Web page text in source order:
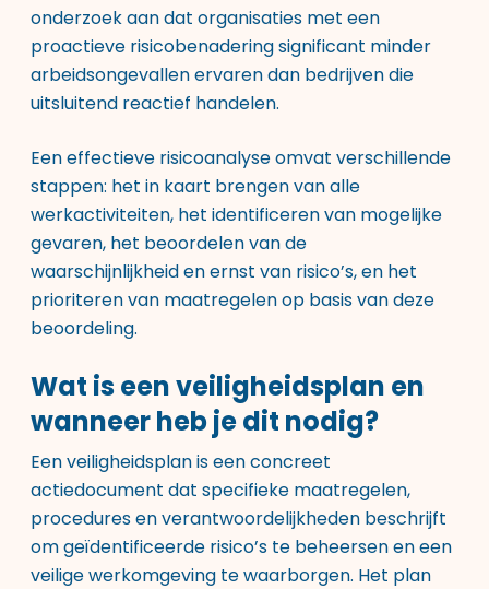
onderzoek aan dat organisaties met een
proactieve risicobenadering significant minder
arbeidsongevallen ervaren dan bedrijven die
uitsluitend reactief handelen.
Een effectieve risicoanalyse omvat verschillende
stappen: het in kaart brengen van alle
werkactiviteiten, het identificeren van mogelijke
gevaren, het beoordelen van de
waarschijnlijkheid en ernst van risico’s, en het
prioriteren van maatregelen op basis van deze
beoordeling.
Wat is een veiligheidsplan en
wanneer heb je dit nodig?
Een veiligheidsplan is een concreet
actiedocument dat specifieke maatregelen,
procedures en verantwoordelijkheden beschrijft
om geïdentificeerde risico’s te beheersen en een
veilige werkomgeving te waarborgen. Het plan